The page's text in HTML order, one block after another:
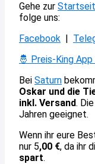
Gehe zur
folge uns:
Facebook |
🤴 Preis-King
Bei Saturn
Oskar und die
inkl. Versand.
Jahren geeignet.
Wenn ihr eure
nur 5,00 €, da ihr
spart.